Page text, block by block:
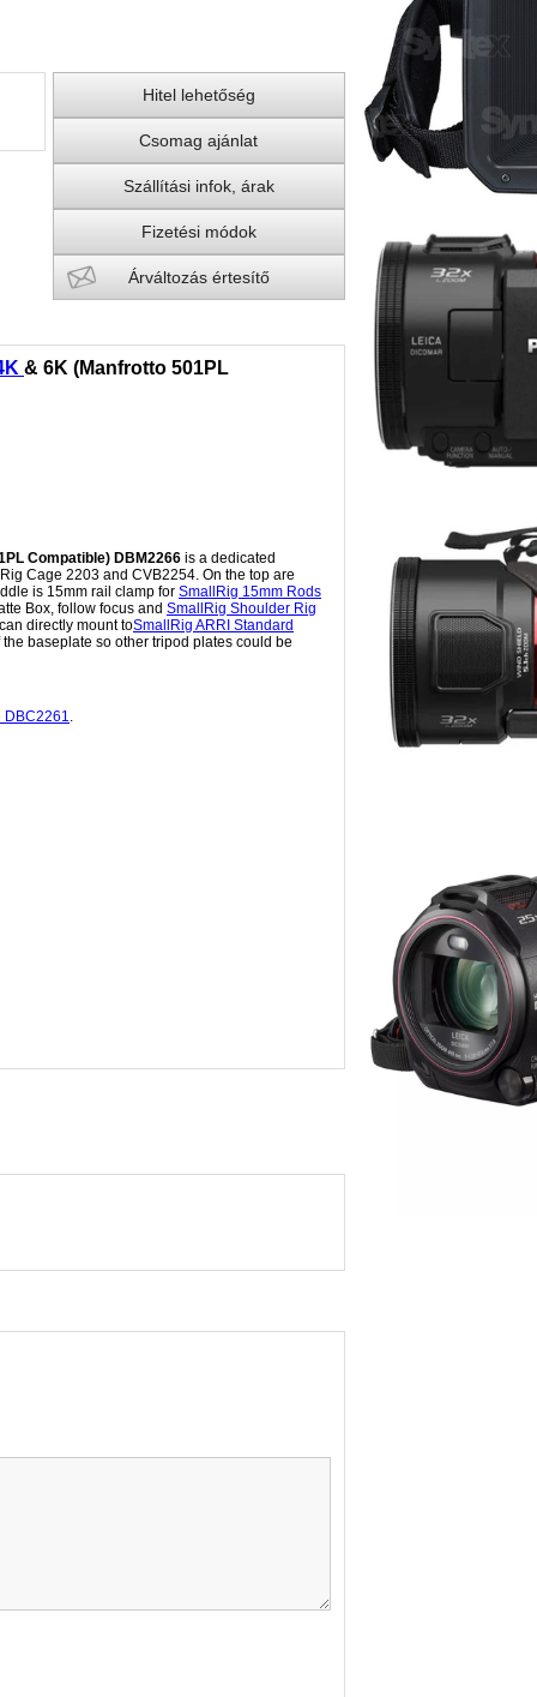
Hitel lehetőség
Csomag ajánlat
Szállítási infok, árak
Fizetési módok
Árváltozás értesítő
& 6K (Manfrotto 501PL
Compatible) DBM2266 is a dedicated
Cage 2203 and CVB2254. On the top are
is 15mm rail clamp for SmallRig 15mm Rods
Box, follow focus and SmallRig Shoulder Rig
directly mount toSmallRig ARRI Standard
baseplate so other tripod plates could be
DBC2261.